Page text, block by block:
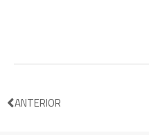
ANTERIOR